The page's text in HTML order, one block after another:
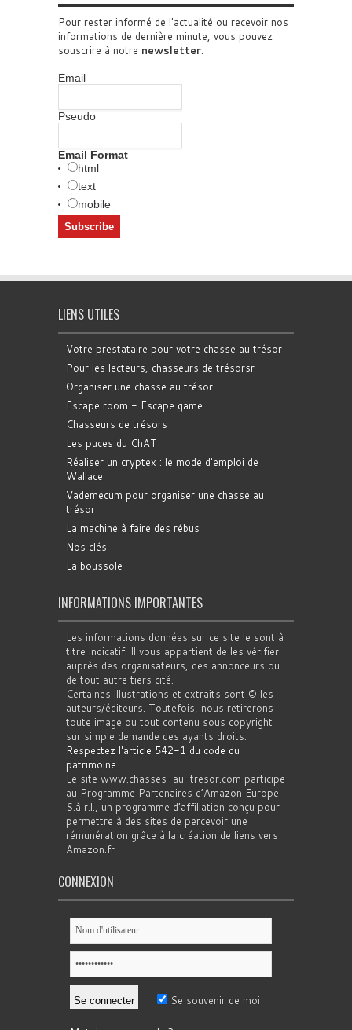
Pour rester informé de l'actualité ou recevoir nos
informations de dernière minute, vous pouvez
souscrire à notre newsletter.
Email
Pseudo
Email Format
html
text
mobile
LIENS UTILES
Votre prestataire pour votre chasse au trésor
Pour les lecteurs, chasseurs de trésorsr
Organiser une chasse au trésor
Escape room - Escape game
Chasseurs de trésors
Les puces du ChAT
Réaliser un cryptex : le mode d'emploi de
Wallace
Vademecum pour organiser une chasse au
trésor
La machine à faire des rébus
Nos clés
La boussole
INFORMATIONS IMPORTANTES
Les informations données sur ce site le sont à
titre indicatif. Il vous appartient de les vérifier
auprès des organisateurs, des annonceurs ou
de tout autre tiers cité.
Certaines illustrations et extraits sont © les
auteurs/éditeurs. Toutefois, nous retirerons
toute image ou tout contenu sous copyright
sur simple demande des ayants droits.
Respectez l'article 542-1 du code du
patrimoine.
Le site www.chasses-au-tresor.com participe
au Programme Partenaires d’Amazon Europe
S.à r.l., un programme d’affiliation conçu pour
permettre à des sites de percevoir une
rémunération grâce à la création de liens vers
Amazon.fr
CONNEXION
Se souvenir de moi